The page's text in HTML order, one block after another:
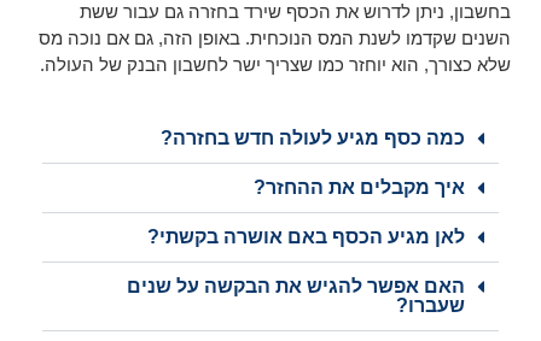
בחשבון, ניתן לדרוש את הכסף שירד בחזרה גם עבור ששת
השנים שקדמו לשנת המס הנוכחית. באופן הזה, גם אם נוכה מס
שלא כצורך, הוא יוחזר כמו שצריך ישר לחשבון הבנק של העולה.
כמה כסף מגיע לעולה חדש בחזרה?
איך מקבלים את ההחזר?
לאן מגיע הכסף באם אושרה בקשתי?
האם אפשר להגיש את הבקשה על שנים
שעברו?